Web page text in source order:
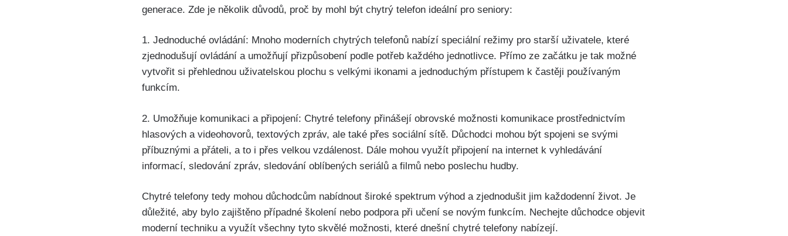
generace. Zde je několik důvodů, proč by mohl být‌ chytrý telefon⁣ ideální pro seniory:
1. Jednoduché ovládání: ⁢Mnoho moderních chytrých telefonů nabízí speciální režimy pro starší uživatele, které
zjednodušují ovládání a ‍umožňují⁣ přizpůsobení ⁢podle⁢ potřeb každého jednotlivce. Přímo ze začátku‍ je‍ tak možné
vytvořit si přehlednou uživatelskou plochu ‌s velkými ikonami a jednoduchým přístupem k častěji ⁤používaným
funkcím.
2. Umožňuje⁢ komunikaci ‍a připojení: Chytré telefony přinášejí obrovské možnosti komunikace prostřednictvím
hlasových a videohovorů,​ textových zpráv, ale také přes​ sociální sítě. Důchodci mohou⁣ být spojeni se svými
příbuznými a přáteli,‌ a to i přes velkou vzdálenost. Dále ‍mohou využít připojení na ⁣internet k vyhledávání
⁣informací, sledování zpráv,⁤ sledování oblíbených seriálů a filmů nebo poslechu ⁤hudby.
Chytré telefony tedy mohou ​důchodcům nabídnout široké spektrum výhod a⁣ zjednodušit jim každodenní život. Je
důležité, aby bylo zajištěno případné školení⁢ nebo podpora při učení se novým funkcím. Nechejte důchodce objevit
moderní techniku a využít všechny tyto skvělé možnosti, které dnešní chytré telefony nabízejí.